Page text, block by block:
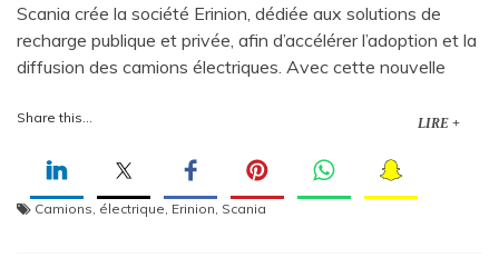
Scania crée la société Erinion, dédiée aux solutions de
recharge publique et privée, afin d’accélérer l’adoption et la
diffusion des camions électriques. Avec cette nouvelle
Share this... LIRE +
Camions électrique Erinion Scania